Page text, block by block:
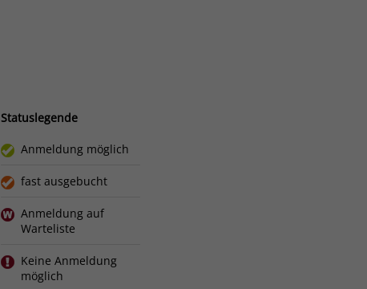
Statuslegende
Anmeldung möglich
fast ausgebucht
Anmeldung auf
Warteliste
Keine Anmeldung
möglich